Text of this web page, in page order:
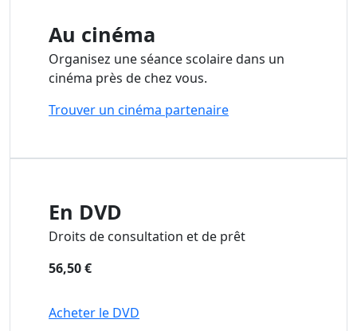
Au cinéma
Organisez une séance scolaire dans un
cinéma près de chez vous.
Trouver un cinéma partenaire
En DVD
Droits de consultation et de prêt
56,50 €
Acheter le DVD